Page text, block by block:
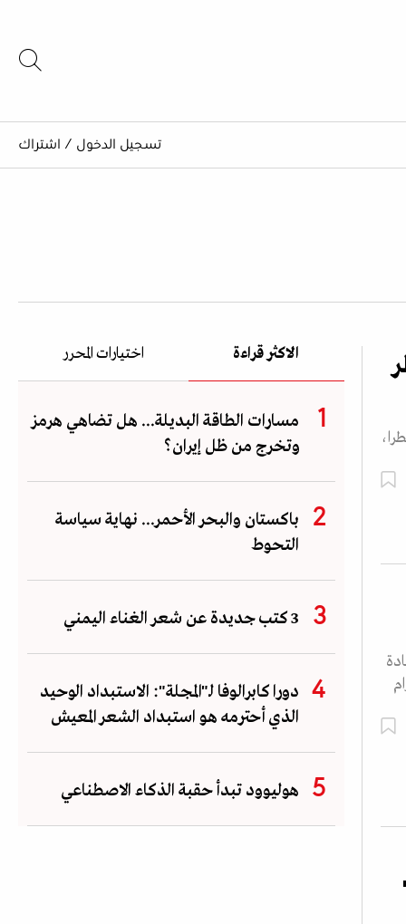
تسجيل الدخول / اشتراك
الاكثر قراءة اختيارات المحرر
مسارات الطاقة البديلة... هل تضاهي هرمز
وتخرج من ظل إيران؟
باكستان والبحر الأحمر... نهاية سياسة
التحوط
3 كتب جديدة عن شعر الغناء اليمني
دورا كابرالوفا لـ"المجلة": الاستبداد الوحيد
الذي أحترمه هو استبداد الشعر المعيش
هوليوود تبدأ حقبة الذكاء الاصطناعي